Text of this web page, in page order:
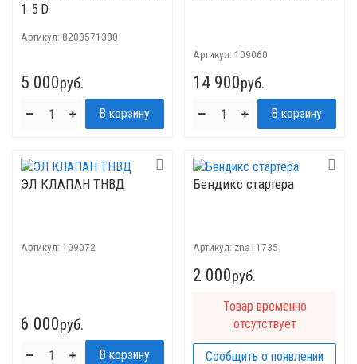
1.5 D
Артикул: 8200571380
5 000руб.
Артикул: 109060
14 900руб.
ЭЛ КЛАПАН ТНВД
Артикул: 109072
6 000руб.
Бендикс стартера
Артикул: znа11735
2 000руб.
Товар временно
отсутствует
Сообщить о появлении